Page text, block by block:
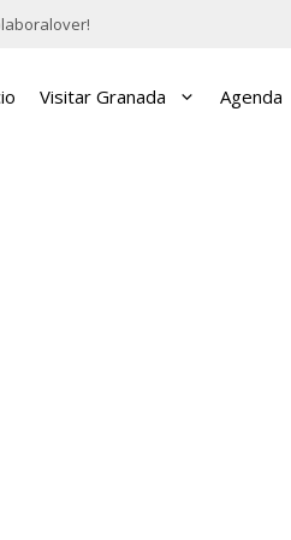
Visitar Granada Agenda